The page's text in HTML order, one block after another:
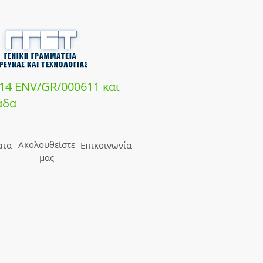
ENV/GR/000611 και
Ακολουθείστε Επικοινωνία
μας